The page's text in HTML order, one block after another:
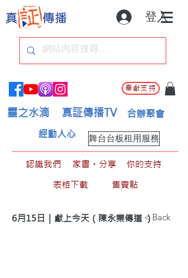
登入
奉獻支持
靈之水滴 真証傳播TV 合辦聚會
舞台台板租用服務
經動人心
認識我們 家書。分享
你的支持
表格下載
售賣點
6月15日｜獻上今天（陳永業傳道 ）< Back